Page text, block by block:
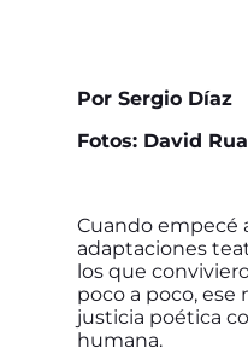
Por Sergio Díaz
Fotos: David
Cuando empecé
adaptaciones
los que
poco a poco,
justicia poética
humana.